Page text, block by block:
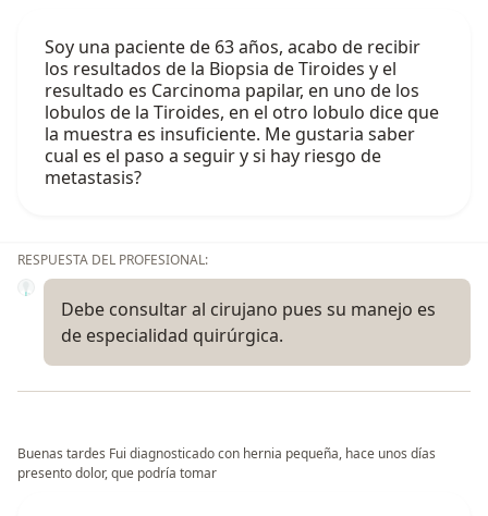
Soy una paciente de 63 años, acabo de recibir
los resultados de la Biopsia de Tiroides y el
resultado es Carcinoma papilar, en uno de los
lobulos de la Tiroides, en el otro lobulo dice que
la muestra es insuficiente. Me gustaria saber
cual es el paso a seguir y si hay riesgo de
metastasis?
RESPUESTA DEL PROFESIONAL:
Debe consultar al cirujano pues su manejo es
de especialidad quirúrgica.
Buenas tardes Fui diagnosticado con hernia pequeña, hace unos días
presento dolor, que podría tomar